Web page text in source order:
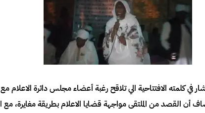
في كلمته الافتتاحية الي تلاقح رغبة أعضاء مجلس دائرة
أن القصد من الملتقى مواجهة قضايا الاعلام بطريقة مغايرة،